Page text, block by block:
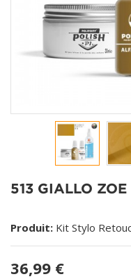
513 GIALLO
Produit: Kit Stylo
36,99 €